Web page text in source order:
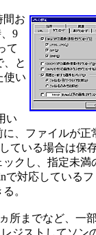
間お
9
て
、と
使い
い
、ファイルが正
ている場合は保
クし、指定未満
で対応している
。
所までなど、一
ジストしてソン